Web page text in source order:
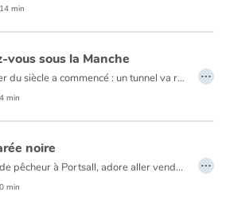
min
vous sous la Manche
Le chantier du siècle a commencé : un tunnel va relier la France et la Grande-Bretagne. Tout le monde ne parle que de ça ! D’ailleurs, le père de Rosa, spécialiste des constructions souterraines, vient d’être appelé pour travailler sur cet incroyable projet. Rosa, elle, n’est pas emballée : elle va quitter ses amis, son école et la Martinique pour déménager à Sangatte, dans le Pas-de-Calais. « Un jour ailleurs », des histoires pour découvrir un évènement marquant du XXe siècle.
min
…
noire
Yann, fils de pêcheur à Portsall, adore aller vendre les poissons au port avec son père. Il les arrange, rajoute de la glace et joue au marchand.
min
…